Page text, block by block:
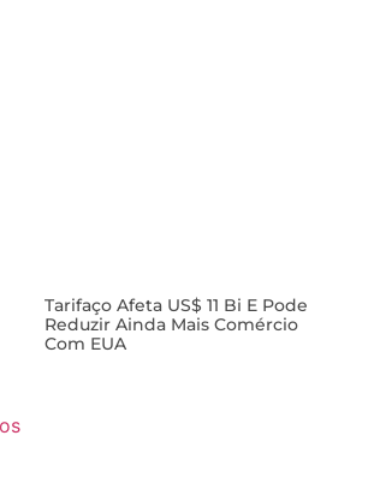
Tarifaço Afeta US$ 11 Bi E Pode
Reduzir Ainda Mais Comércio
Com EUA